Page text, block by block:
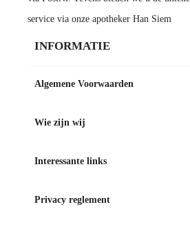
service via onze apotheker Han Siem
INFORMATIE
Algemene Voorwaarden
Wie zijn wij
Interessante links
Privacy reglement